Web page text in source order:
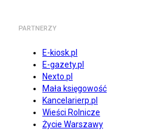
PARTNERZY
E-kiosk.pl
E-gazety.pl
Nexto.pl
Mała księgowość
Kancelarierp.pl
Wieści Rolnicze
Życie Warszawy